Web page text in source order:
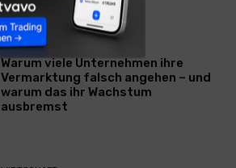
WERBUNG & MARKETING
Warum viele Unternehmen ihre
Vermarktung falsch angehen – und
warum das ihr Wachstum
ausbremst